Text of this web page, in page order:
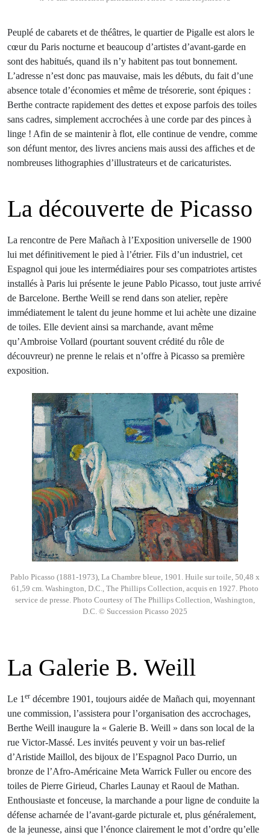
Peuplé de cabarets et de théâtres, le quartier de Pigalle est alors le
cœur du Paris nocturne et beaucoup d’artistes d’avant-garde en
sont des habitués, quand ils n’y habitent pas tout bonnement.
L’adresse n’est donc pas mauvaise, mais les débuts, du fait d’une
absence totale d’économies et même de trésorerie, sont épiques :
Berthe contracte rapidement des dettes et expose parfois des toiles
sans cadres, simplement accrochées à une corde par des pinces à
linge ! Afin de se maintenir à flot, elle continue de vendre, comme
son défunt mentor, des livres anciens mais aussi des affiches et de
nombreuses lithographies d’illustrateurs et de caricaturistes.
La découverte de Picasso
La rencontre de Pere Mañach à l’Exposition universelle de 1900
lui met définitivement le pied à l’étrier. Fils d’un industriel, cet
Espagnol qui joue les intermédiaires pour ses compatriotes artistes
installés à Paris lui présente le jeune Pablo Picasso, tout juste arrivé
de Barcelone. Berthe Weill se rend dans son atelier, repère
immédiatement le talent du jeune homme et lui achète une dizaine
de toiles. Elle devient ainsi sa marchande, avant même
qu’Ambroise Vollard (pourtant souvent crédité du rôle de
découvreur) ne prenne le relais et n’offre à Picasso sa première
exposition.
Pablo Picasso (1881-1973), La Chambre bleue, 1901. Huile sur toile, 50,48 x
61,59 cm. Washington, D.C., The Phillips Collection, acquis en 1927. Photo
service de presse. Photo Courtesy of The Phillips Collection, Washington,
D.C. © Succession Picasso 2025
La Galerie B. Weill
Le 1er décembre 1901, toujours aidée de Mañach qui, moyennant
une commission, l’assistera pour l’organisation des accrochages,
Berthe Weill inaugure la « Galerie B. Weill » dans son local de la
rue Victor-Massé. Les invités peuvent y voir un bas-relief
d’Aristide Maillol, des bijoux de l’Espagnol Paco Durrio, un
bronze de l’Afro-Américaine Meta Warrick Fuller ou encore des
toiles de Pierre Girieud, Charles Launay et Raoul de Mathan.
Enthousiaste et fonceuse, la marchande a pour ligne de conduite la
défense acharnée de l’avant-garde picturale et, plus généralement,
de la jeunesse, ainsi que l’énonce clairement le mot d’ordre qu’elle